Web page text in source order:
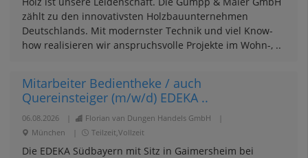
zählt zu den innovativsten Holzbauunternehmen
Deutschlands. Mit modernster Technik und viel Know-
how realisieren wir anspruchsvolle Projekte im Wohn-, ..
Mitarbeiter Bedientheke / auch
Quereinsteiger (m/w/d) EDEKA ..
06.08.2026 Florian van Dungen Handels GmbH
München
Teilzeit,Vollzeit
Die EDEKA Südbayern mit Sitz in Gaimersheim bei